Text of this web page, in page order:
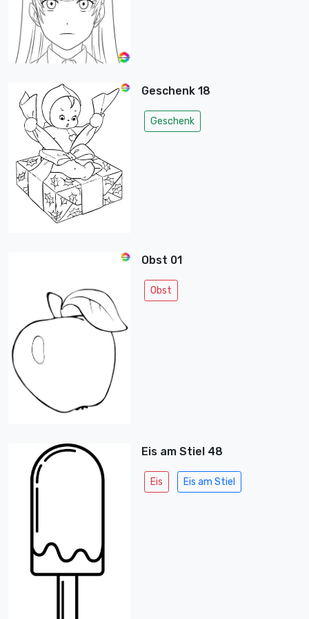
Geschenk 18
Geschenk
Obst 01
Obst
Eis am Stiel 48
Eis Eis am Stiel